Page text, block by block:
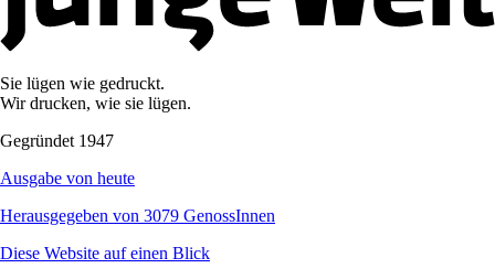
Sie lügen wie gedruckt.
Wir drucken, wie sie lügen.
Gegründet 1947
Ausgabe von heute
Herausgegeben von 3079 GenossInnen
Diese Website auf einen Blick